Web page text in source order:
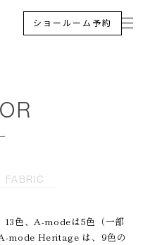
ショールーム予約
FABRIC
色、A-modeは5色（一部
mode Heritage は、9色の